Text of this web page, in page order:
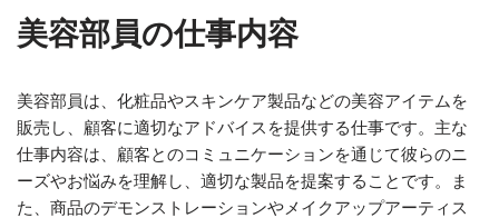
美容部員の仕事内容
美容部員は、化粧品やスキンケア製品などの美容アイテムを
販売し、顧客に適切なアドバイスを提供する仕事です。主な
仕事内容は、顧客とのコミュニケーションを通じて彼らのニ
ーズやお悩みを理解し、適切な製品を提案することです。ま
た、商品のデモンストレーションやメイクアップアーティス